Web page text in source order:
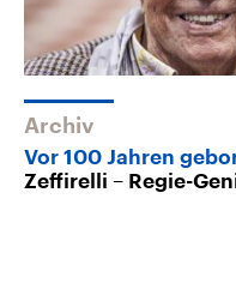
Archiv
Vor 100 Jahren
Zeffirelli – Regie-